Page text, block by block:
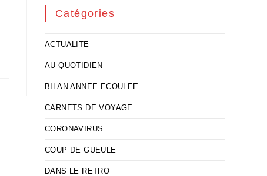
Catégories
ACTUALITE
AU QUOTIDIEN
BILAN ANNEE ECOULEE
CARNETS DE VOYAGE
CORONAVIRUS
COUP DE GUEULE
DANS LE RETRO